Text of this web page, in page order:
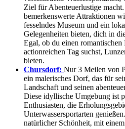
Ziel für Abenteuerlustige
bemerkenswerte Attraktionen
fesselndes Museum und ein
Gelegenheiten bieten, dich in
Egal, ob du einen
actionreichen Tag suchst,
bieten.
Chursdorf: Nur 3 Meilen von
ein malerisches Dorf, das für
Landschaft und seinen
Diese idyllische Umgebung ist
Enthusiasten, die
Unterwassersportarten
natürlicher Schönheit, mit